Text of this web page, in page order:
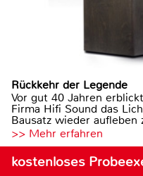
Rückkehr der Legende
Vor gut 40 Jahren
Firma Hifi Sound das
Bausatz wieder aufleben
>> Mehr erfahren
kostenloses